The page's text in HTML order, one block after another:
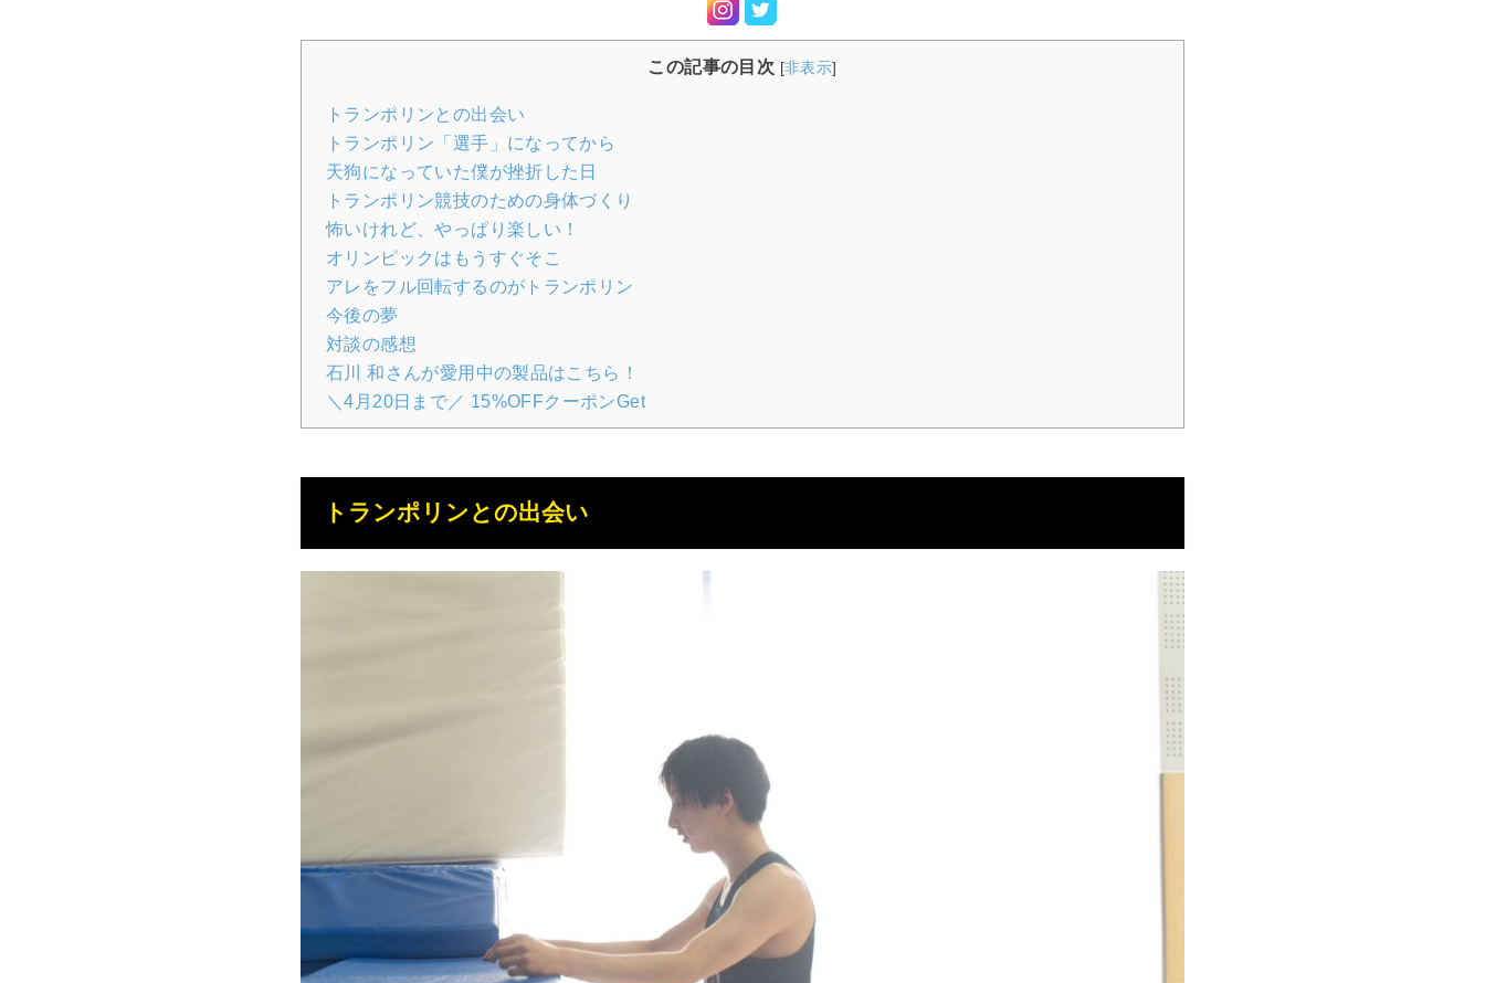
この記事の目次 [非表示]
トランポリンとの出会い
トランポリン「選手」になってから
天狗になっていた僕が挫折した日
トランポリン競技のための身体づくり
怖いけれど、やっぱり楽しい！
オリンピックはもうすぐそこ
アレをフル回転するのがトランポリン
今後の夢
対談の感想
石川 和さんが愛用中の製品はこちら！
＼4月20日まで／ 15%OFFクーポンGet
トランポリンとの出会い